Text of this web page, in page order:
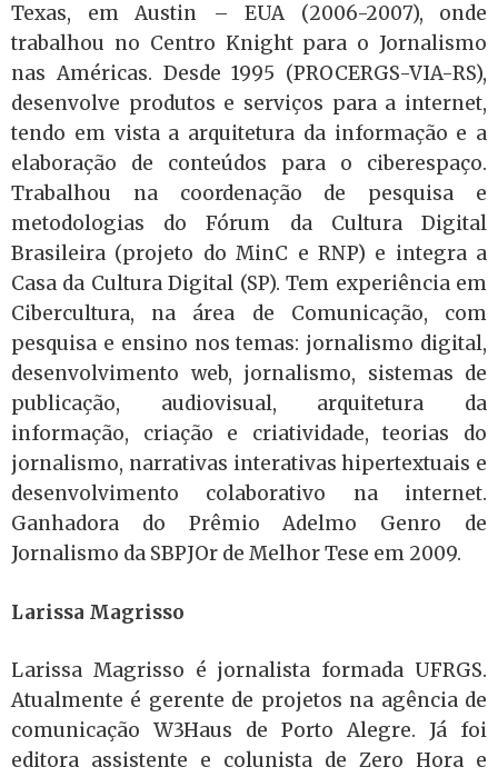
Texas, em Austin – EUA (2006-2007), onde
trabalhou no Centro Knight para o Jornalismo
nas Américas. Desde 1995 (PROCERGS-VIA-RS),
desenvolve produtos e serviços para a internet,
tendo em vista a arquitetura da informação e a
elaboração de conteúdos para o ciberespaço.
Trabalhou na coordenação de pesquisa e
metodologias do Fórum da Cultura Digital
Brasileira (projeto do MinC e RNP) e integra a
Casa da Cultura Digital (SP). Tem experiência em
Cibercultura, na área de Comunicação, com
pesquisa e ensino nos temas: jornalismo digital,
desenvolvimento web, jornalismo, sistemas de
publicação, audiovisual, arquitetura da
informação, criação e criatividade, teorias do
jornalismo, narrativas interativas hipertextuais e
desenvolvimento colaborativo na internet.
Ganhadora do Prêmio Adelmo Genro de
Jornalismo da SBPJOr de Melhor Tese em 2009.
Larissa Magrisso
Larissa Magrisso é jornalista formada UFRGS.
Atualmente é gerente de projetos na agência de
comunicação W3Haus de Porto Alegre. Já foi
editora assistente e colunista de Zero Hora e